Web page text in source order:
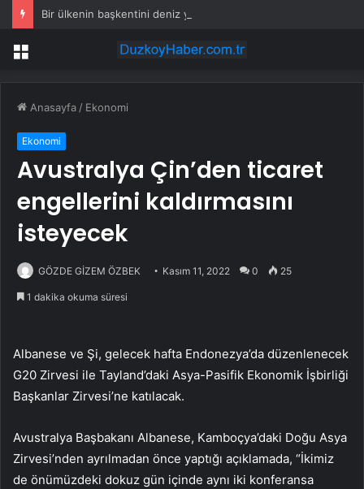
Bir ülkenin başkentini deniz yutmak üzere
Menü
Anasayfa / Ekonomi
Ekonomi
Avustralya Çin’den ticaret
engellerini kaldırmasını
isteyecek
GÖZDE GİZEM ÖZBEK Kasım 11, 2022 0 25
1 dakika okuma süresi
Albanese ve Şi, gelecek hafta Endonezya’da düzenlenecek
G20 Zirvesi ile Tayland’daki Asya-Pasifik Ekonomik İşbirliği
Başkanlar Zirvesi’ne katılacak.
Avustralya Başbakanı Albanese, Kamboçya’daki Doğu Asya
Zirvesi’nden ayrılmadan önce yaptığı açıklamada, “İkimiz
de önümüzdeki dokuz gün içinde aynı iki konferansa